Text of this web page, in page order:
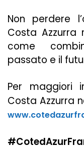
Non perdere
Costa
come
passato e il
Per maggiori
Costa Azzurra